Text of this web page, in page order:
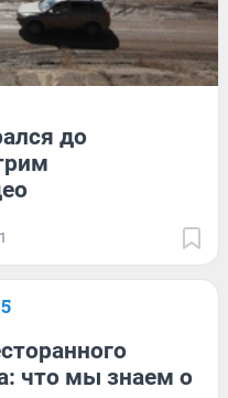
до
1
что мы знаем о